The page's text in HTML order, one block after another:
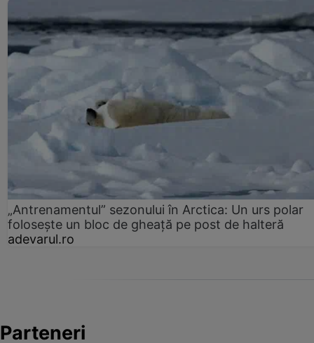
„Antrenamentul” sezonului în Arctica: Un urs polar
folosește un bloc de gheață pe post de halteră
adevarul.ro
Parteneri